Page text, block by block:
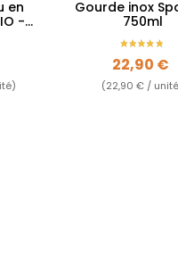
en
-
Gourde inox
750ml
Prix
22,90 €
(22,90 € /